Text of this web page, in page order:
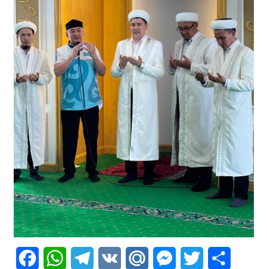
FacebookWhatsAppTelegram
VK Mail.Ru Messenger
Twitter